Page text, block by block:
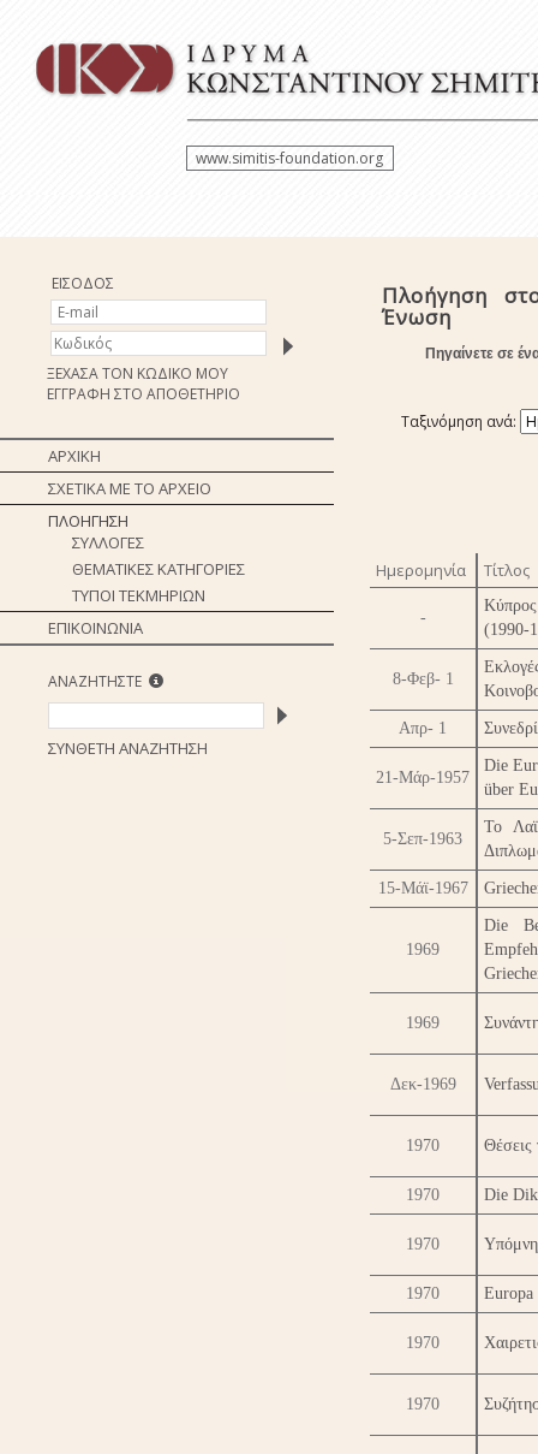
www.simitis-foundation.org
ΕΙΣΟΔΟΣ
ΞΕΧΑΣΑ ΤΟΝ ΚΩΔΙΚΟ ΜΟΥ
ΕΓΓΡΑΦΗ ΣΤΟ ΑΠΟΘΕΤΗΡΙΟ
ΑΡΧΙΚΗ
ΣΧΕΤΙΚΑ ΜΕ ΤΟ ΑΡΧΕΙΟ
ΠΛΟΗΓΗΣΗ
ΣΥΛΛΟΓΕΣ
ΘΕΜΑΤΙΚΕΣ ΚΑΤΗΓΟΡΙΕΣ
ΤΥΠΟΙ ΤΕΚΜΗΡΙΩΝ
ΕΠΙΚΟΙΝΩΝΙΑ
ΑΝΑΖΗΤΗΣΤΕ
ΣΥΝΘΕΤΗ ΑΝΑΖΗΤΗΣΗ
Πλοήγηση
Ένωση
Πηγαίνετε σε
Ταξινόμηση ανά:
Ημερομηνία Τίτλος
-
(1990-
8-Φεβ- 1
Απρ- 1
21-Μάρ-1957
Die
über
5-Σεπ-1963
Το
15-Μάϊ-1967
1969
Die
1969
Δεκ-1969
1970 Θέσεις
1970 Die
1970
1970 Europa
1970
1970